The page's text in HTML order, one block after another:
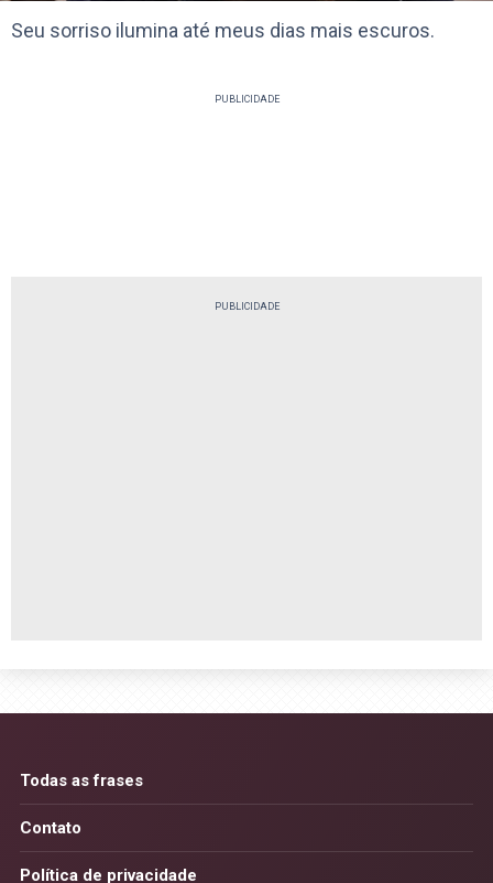
Seu sorriso ilumina até meus dias mais escuros.
PUBLICIDADE
PUBLICIDADE
Todas as frases
Contato
Política de privacidade